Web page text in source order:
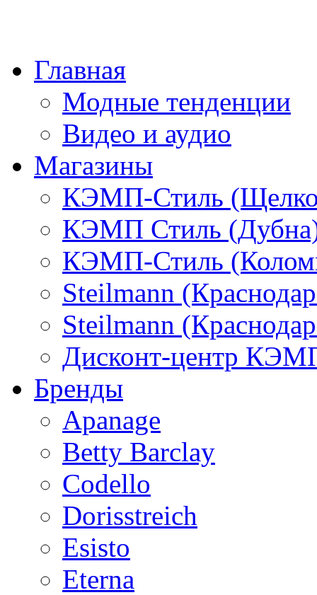
Главная
Модные тенденции
Видео и аудио
Магазины
КЭМП-Стиль
КЭМП Стиль
КЭМП-Стиль
Steilmann
Steilmann
Дисконт-центр
Бренды
Apanage
Betty Barclay
Codello
Dorisstreich
Esisto
Eterna